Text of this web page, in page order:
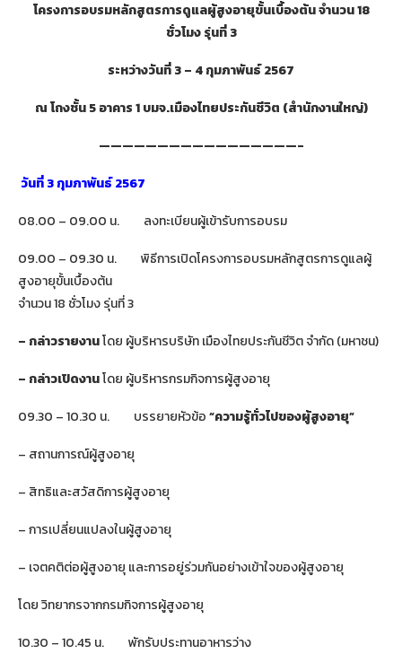
โครงการอบรมหลักสูตรการดูแลผู้สูงอายุขั้นเบื้องต้น จำนวน 18
ชั่วโมง รุ่นที่3
ระหว่างวันที่3 – 4 กุมภาพันธ์ 2567
ณโถงชั้น 5 อาคาร 1 บมจ.เมืองไทยประกันชีวิต (สำนักงานใหญ่)
—————————————————-
วันที่ 3 กุมภาพันธ์ 2567
08.00 – 09.00 น. ลงทะเบียนผู้เข้ารับการอบรม
09.00 – 09.30 น. พิธีการเปิดโครงการอบรมหลักสูตรการดูแลผู้
สูงอายุขั้นเบื้องต้น
จำนวน 18 ชั่วโมง รุ่นที่ 3
– กล่าวรายงานโดย ผู้บริหารบริษัท เมืองไทยประกันชีวิต จำกัด (มหาชน)
– กล่าวเปิดงานโดย ผู้บริหารกรมกิจการผู้สูงอายุ
09.30 – 10.30 น. บรรยายหัวข้อ“ความรู้ทั่วไปของผู้สูงอายุ”
– สถานการณ์ผู้สูงอายุ
– สิทธิและสวัสดิการผู้สูงอายุ
– การเปลี่ยนแปลงในผู้สูงอายุ
– เจตคติต่อผู้สูงอายุ และการอยู่ร่วมกันอย่างเข้าใจของผู้สูงอายุ
โดย วิทยากรจากกรมกิจการผู้สูงอายุ
10.30 – 10.45 น. พักรับประทานอาหารว่าง